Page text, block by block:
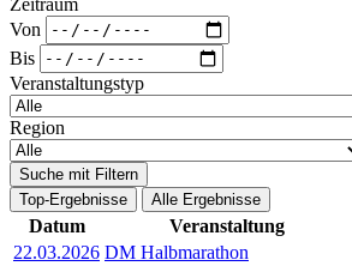
Von
Bis
Veranstaltungstyp
Region
Suche mit Filtern
Top-Ergebnisse
Alle Ergebnisse
Datum Veranstaltung
22.03.2026 DM Halbmarathon